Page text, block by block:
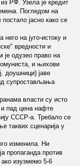
РФ. Узела је кредит
Погледом на
јасно како се
на југо-истоку и
вредности и
одузео право на
и њихови
доушници) јаве
супростављања
власти су исто
и пад цена нафте
СССР-а. Требало се
таквих сценарија у
изменила. Ни
пропаганда против
изузмемо 5-6